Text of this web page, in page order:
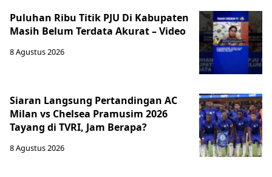
‎Puluhan Ribu Titik PJU Di Kabupaten
Masih Belum Terdata Akurat – Video
8 Agustus 2026
Siaran Langsung Pertandingan AC
Milan vs Chelsea Pramusim 2026
Tayang di TVRI, Jam Berapa?
8 Agustus 2026